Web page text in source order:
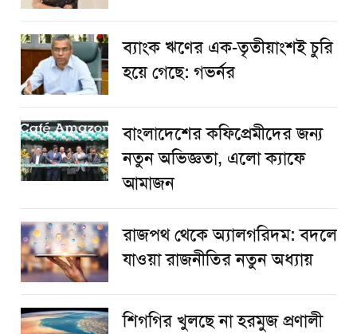
ব্যাংক ঋণের এক-তৃতীয়াংশই চুরি
হয়ে গেছে: গভর্নর
বাংলাদেশের কফিপ্রেমীদের জন্য
নতুন অভিজ্ঞতা, এলো ক্যাফে
আমাজন
রাজপথ থেকে অ্যালগরিদম: বদলে
যাওয়া রাজনীতির নতুন অধ্যায়
শিগগির খুলছে না হরমুজ প্রণালী